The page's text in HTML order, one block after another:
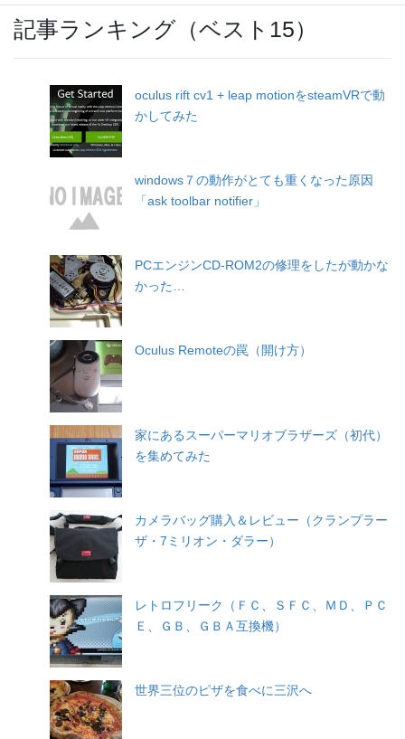
記事ランキング（ベスト15）
oculus rift cv1 + leap motionをsteamVRで動
かしてみた
windows７の動作がとても重くなった原因
「ask toolbar notifier」
PCエンジンCD-ROM2の修理をしたが動かな
かった…
Oculus Remoteの罠（開け方）
家にあるスーパーマリオブラザーズ（初代）
を集めてみた
カメラバッグ購入＆レビュー（クランプラー
ザ・7ミリオン・ダラー）
レトロフリーク（ＦＣ、ＳＦＣ、ＭＤ、ＰＣ
Ｅ、ＧＢ、ＧＢＡ互換機）
世界三位のピザを食べに三沢へ